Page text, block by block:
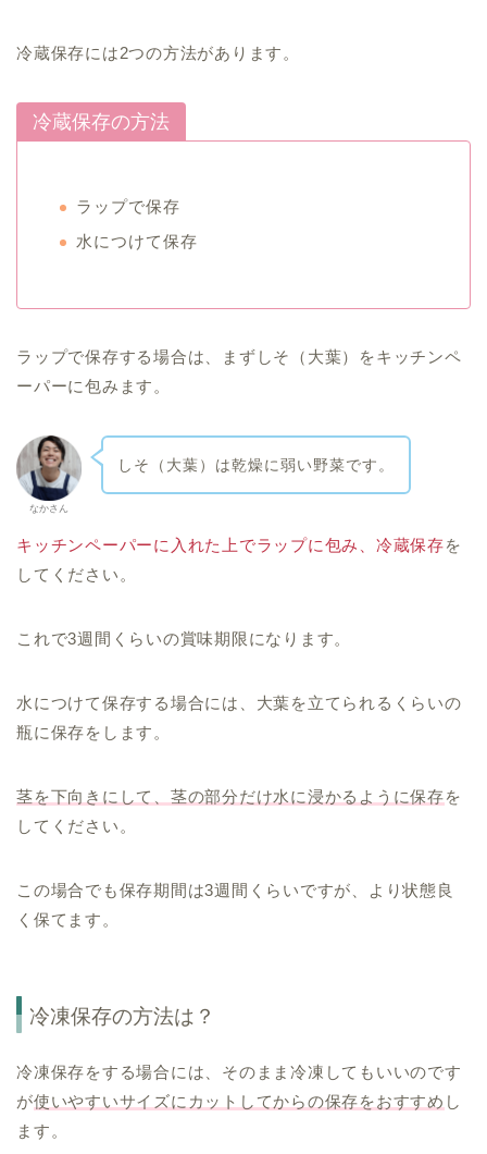
冷蔵保存には2つの方法があります。
冷蔵保存の方法
ラップで保存
水につけて保存
ラップで保存する場合は、まずしそ（大葉）をキッチンペ
ーパーに包みます。
なかさん
しそ（大葉）は乾燥に弱い野菜です。
キッチンペーパーに入れた上でラップに包み、冷蔵保存を
してください。
これで3週間くらいの賞味期限になります。
水につけて保存する場合には、大葉を立てられるくらいの
瓶に保存をします。
茎を下向きにして、茎の部分だけ水に浸かるように保存を
してください。
この場合でも保存期間は3週間くらいですが、より状態良
く保てます。
冷凍保存の方法は？
冷凍保存をする場合には、そのまま冷凍してもいいのです
が使いやすいサイズにカットしてからの保存をおすすめ し
ます。